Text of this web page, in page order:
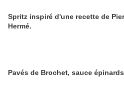
Spritz inspiré d'une recette de Pierre
Hermé.
Pavés de Brochet, sauce épinards